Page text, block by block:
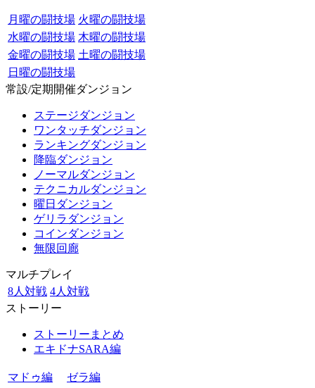
月曜の闘技場 火曜の闘技場
水曜の闘技場 木曜の闘技場
金曜の闘技場 土曜の闘技場
日曜の闘技場
常設/定期開催ダンジョン
ステージダンジョン
ワンタッチダンジョン
ランキングダンジョン
降臨ダンジョン
ノーマルダンジョン
テクニカルダンジョン
曜日ダンジョン
ゲリラダンジョン
コインダンジョン
無限回廊
マルチプレイ
8人対戦 4人対戦
ストーリー
ストーリーまとめ
エキドナSARA編
マドゥ編
ゼラ編